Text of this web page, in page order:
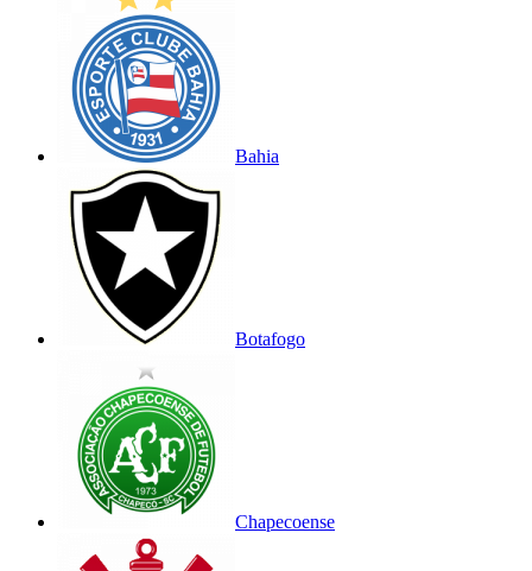
Bahia
Botafogo
Chapecoense